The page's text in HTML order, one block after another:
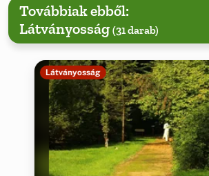
Továbbiak ebből:
Látványosság (31 darab)
Látványosság